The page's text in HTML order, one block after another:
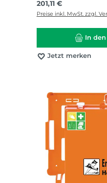
Regulärer Preis:
201,11 €
Preise inkl. MwSt. zzgl.
In
Jetzt merken